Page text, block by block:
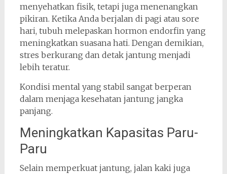
menyehatkan fisik, tetapi juga menenangkan
pikiran. Ketika Anda berjalan di pagi atau sore
hari, tubuh melepaskan hormon endorfin yang
meningkatkan suasana hati. Dengan demikian,
stres berkurang dan detak jantung menjadi
lebih teratur.
Kondisi mental yang stabil sangat berperan
dalam menjaga kesehatan jantung jangka
panjang.
Meningkatkan Kapasitas Paru-
Paru
Selain memperkuat jantung, jalan kaki juga